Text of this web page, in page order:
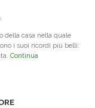
della casa nella quale
i suoi ricordi più belli:
Continua